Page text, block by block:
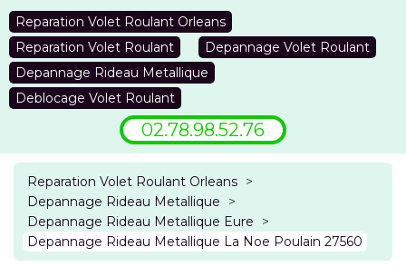
Reparation Volet Roulant Orleans
Reparation Volet Roulant
Depannage Volet Roulant
Depannage Rideau Metallique
Deblocage Volet Roulant
02.78.98.52.76
Reparation Volet Roulant Orleans >
Depannage Rideau Metallique
>
Depannage Rideau Metallique Eure
>
Depannage Rideau Metallique La Noe Poulain 27560